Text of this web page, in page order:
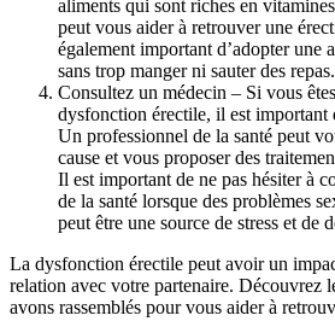
aliments qui sont riches en
peut vous aider à retrouver une
également important d’adopter une
sans trop manger ni sauter des repas.
Consultez un médecin – Si vous
dysfonction érectile, il est important
Un professionnel de la santé peut
cause et vous proposer des
Il est important de ne pas hésiter à
de la santé lorsque des problèmes
peut être une source de stress et de
La dysfonction érectile peut avoir un
relation avec votre partenaire. Découvrez
avons rassemblés pour vous aider à